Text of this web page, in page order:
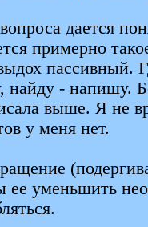
дается
примерно
пассивный.
найду - напишу.
выше. Я не
у меня нет.
ее уменьшить